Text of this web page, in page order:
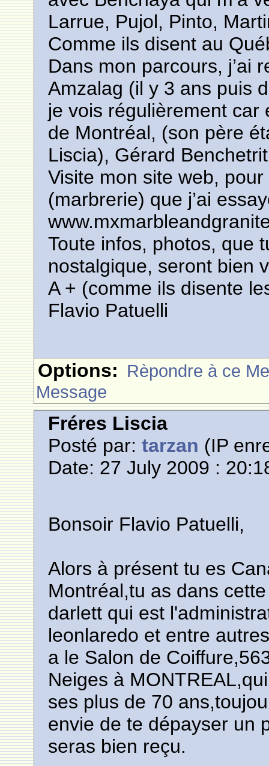
Larrue, Pujol, Pinto,
Comme ils disent au
Dans mon parcours, j’ai
Amzalag (il y 3 ans puis
je vois régulièrement
de Montréal, (son père
Liscia), Gérard
Visite mon site web,
(marbrerie) que j’ai
Toute infos, photos, que
nostalgique, seront bien
A + (comme ils disente
Flavio Patuelli
Options: Rèpondre à ce
Message
Fréres Liscia
Posté par:tarzan (IP
Date: 27 July 2009 :
Bonsoir Flavio Patuelli,
Alors à présent tu es
Montréal,tu as dans
darlett qui est
leonlaredo et entre
a le Salon de
Neiges à
ses plus de 70
envie de te dépayser un
seras bien reçu.